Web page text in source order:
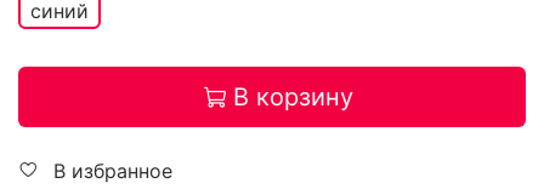
синий
В корзину
В избранное